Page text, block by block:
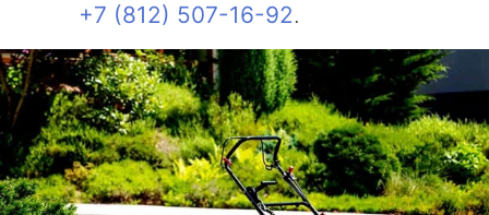
+7 (812) 507-16-92.